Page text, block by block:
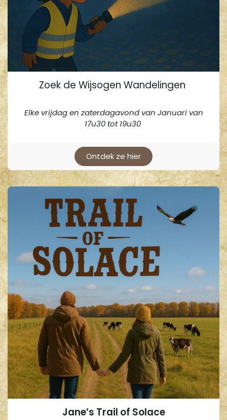
Zoek de Wijsogen Wandelingen
Elke vrijdag en zaterdagavond van Januari van
17u30 tot 19u30
Ontdek ze hier
Jane’s Trail of Solace